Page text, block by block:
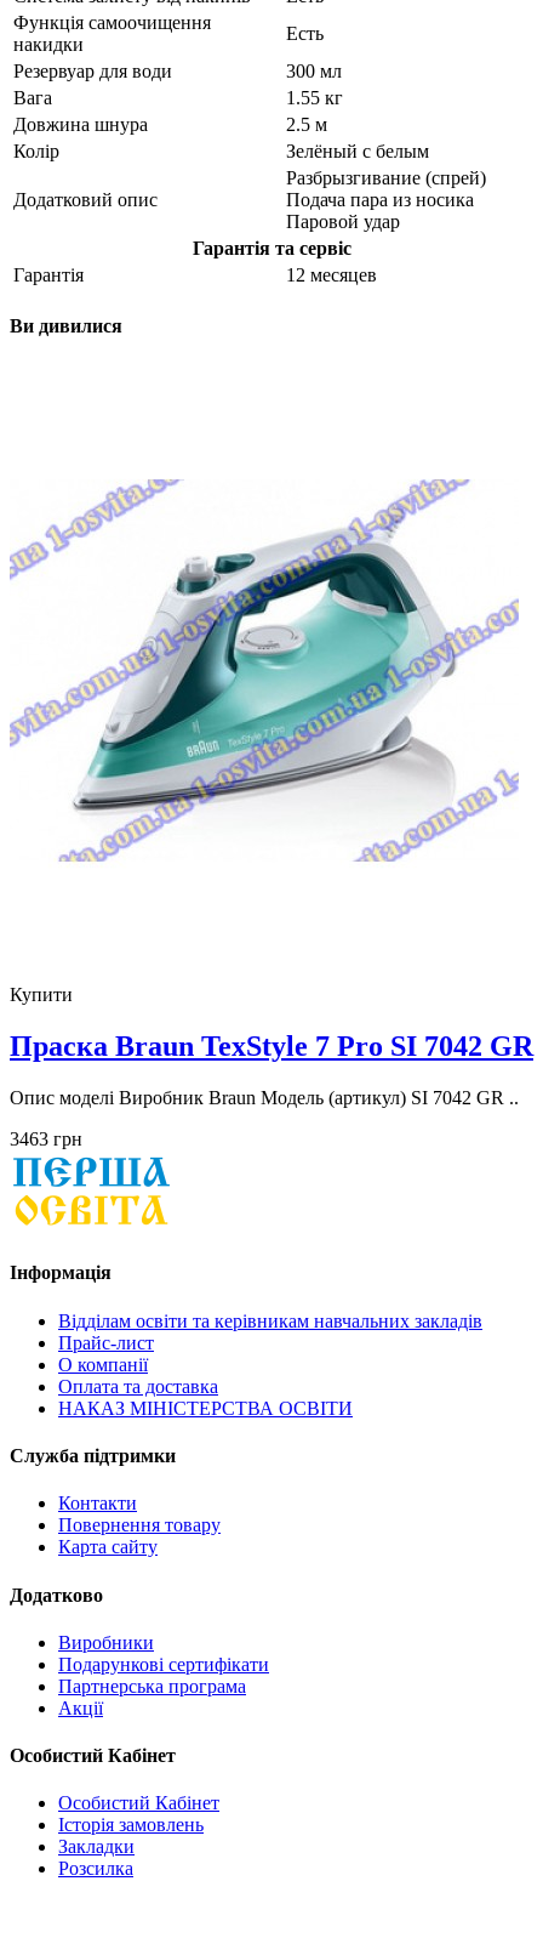
Функція самоочищення
накидки
Есть
Резервуар для води
300 мл
Вага
1.55 кг
Довжина шнура
2.5 м
Колір
Зелёный с белым
Додатковий опис
Разбрызгивание (спрей)
Подача пара из носика
Паровой удар
Гарантія та сервіс
Гарантія
12 месяцев
Ви дивилися
Купити
Праска Braun TexStyle 7 Pro SI 7042 GR
Опис моделі Виробник Braun Модель (артикул) SI 7042 GR ..
3463 грн
Інформація
Відділам освіти та керівникам навчальних закладів
Прайс-лист
О компанії
Оплата та доставка
НАКАЗ МІНІСТЕРСТВА ОСВІТИ
Служба підтримки
Контакти
Повернення товару
Карта сайту
Додатково
Виробники
Подарункові сертифікати
Партнерська програма
Акції
Особистий Кабінет
Особистий Кабінет
Історія замовлень
Закладки
Розсилка